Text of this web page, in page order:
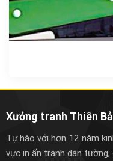
Xưởng tranh Thiên
Tự hào với hơn 12 năm
vực in ấn tranh dán